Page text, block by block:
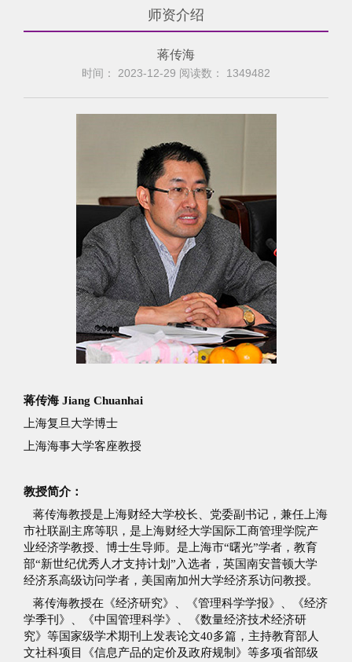
师资介绍
蒋传海
时间： 2023-12-29 阅读数： 1349482
蒋传海 Jiang Chuanhai
上海复旦大学博士
上海海事大学客座教授
教授简介：
蒋传海教授是上海财经大学校长、党委副书记，兼任上海
市社联副主席等职，是上海财经大学国际工商管理学院产
业经济学教授、博士生导师。是上海市“曙光”学者，教育
部“新世纪优秀人才支持计划”入选者，英国南安普顿大学
经济系高级访问学者，美国南加州大学经济系访问教授。
蒋传海教授在《经济研究》、《管理科学学报》、《经济
学季刊》、《中国管理科学》、《数量经济技术经济研
究》等国家级学术期刊上发表论文40多篇，主持教育部人
文社科项目《信息产品的定价及政府规制》等多项省部级